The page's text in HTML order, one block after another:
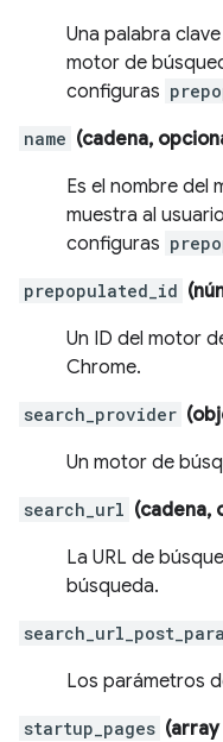
Una palabra
motor de
configuras
name (cadena,
Es el nombre del
muestra al
configuras
prepopulated_id
Un ID del motor
Chrome.
search_provider
Un motor de
search_url (cadena,
La URL de
búsqueda.
Los parámetros
startup_pages